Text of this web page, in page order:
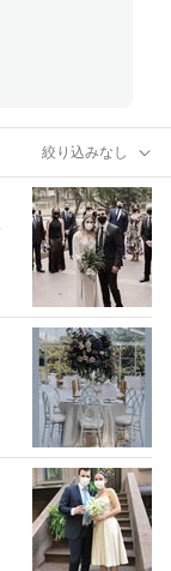
絞り込みなし